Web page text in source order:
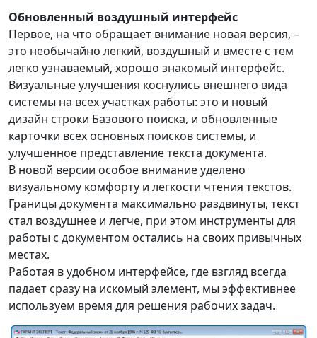
Обновленный воздушный интерфейс
Первое, на что обращает внимание новая версия, –
это необычайно легкий, воздушный и вместе с тем
легко узнаваемый, хорошо знакомый интерфейс.
Визуальные улучшения коснулись внешнего вида
системы на всех участках работы: это и новый
дизайн строки Базового поиска, и обновленные
карточки всех основных поисков системы, и
улучшенное представление текста документа.
В новой версии особое внимание уделено
визуальному комфорту и легкости чтения текстов.
Границы документа максимально раздвинуты, текст
стал воздушнее и легче, при этом инструменты для
работы с документом остались на своих привычных
местах.
Работая в удобном интерфейсе, где взгляд всегда
падает сразу на искомый элемент, мы эффективнее
используем время для решения рабочих задач.